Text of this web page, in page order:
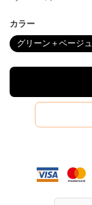
カラー
グリーン＋ベージュ